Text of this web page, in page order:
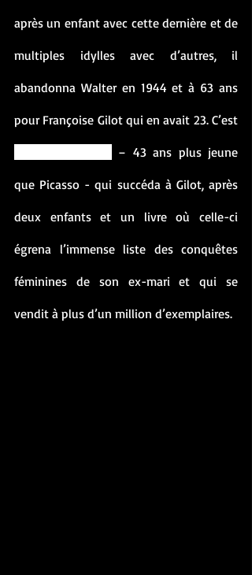
après un enfant avec cette dernière et de
multiples idylles avec d’autres, il
abandonna Walter en 1944 et à 63 ans
– 43 ans plus jeune
que Picasso - qui succéda à Gilot, après
deux enfants et un livre où celle-ci
égrena l’immense liste des conquêtes
féminines de son ex-mari et qui se
vendit à plus d’un million d’exemplaires.